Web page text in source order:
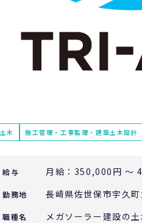
木 施工管理・工事監理・建築土木設計
給与
勤務地 長崎県佐世保市宇久
職種名 メガソーラー建設の